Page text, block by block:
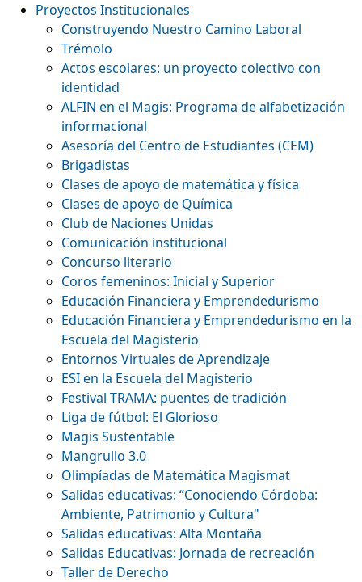
Proyectos Institucionales
Construyendo Nuestro Camino Laboral
Trémolo
Actos escolares: un proyecto colectivo con
identidad
ALFIN en el Magis: Programa de alfabetización
informacional
Asesoría del Centro de Estudiantes (CEM)
Brigadistas
Clases de apoyo de matemática y física
Clases de apoyo de Química
Club de Naciones Unidas
Comunicación institucional
Concurso literario
Coros femeninos: Inicial y Superior
Educación Financiera y Emprendedurismo
Educación Financiera y Emprendedurismo en la
Escuela del Magisterio
Entornos Virtuales de Aprendizaje
ESI en la Escuela del Magisterio
Festival TRAMA: puentes de tradición
Liga de fútbol: El Glorioso
Magis Sustentable
Mangrullo 3.0
Olimpíadas de Matemática Magismat
Salidas educativas: “Conociendo Córdoba:
Ambiente, Patrimonio y Cultura"
Salidas educativas: Alta Montaña
Salidas Educativas: Jornada de recreación
Taller de Derecho